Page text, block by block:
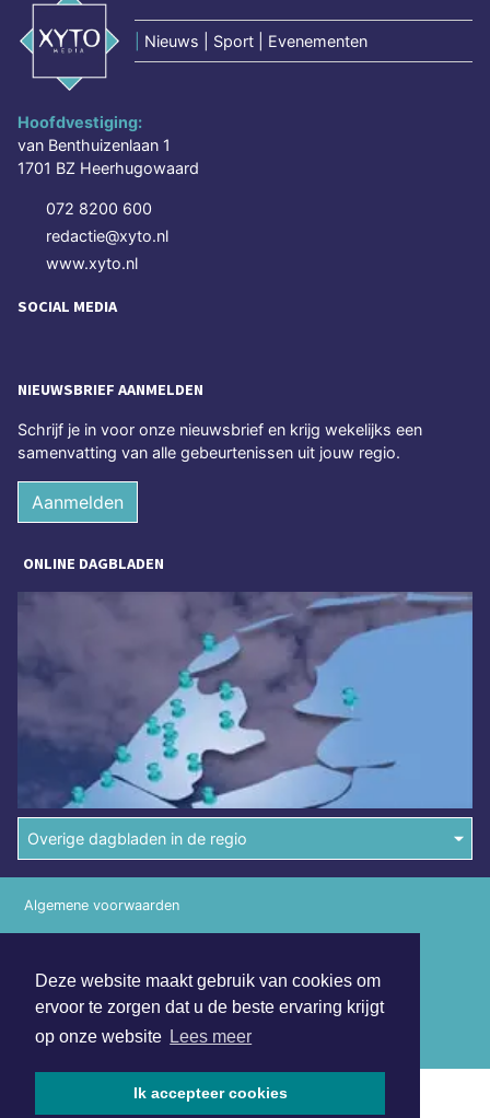
Deze website maakt gebruik van cookies om
ervoor te zorgen dat u de beste ervaring krijgt
op onze website Lees meer
Ik accepteer cookies
Nieuws | Sport | Evenementen
Hoofdvestiging:
van Benthuizenlaan 1
1701 BZ Heerhugowaard
072 8200 600
redactie@xyto.nl
www.xyto.nl
SOCIAL MEDIA
NIEUWSBRIEF AANMELDEN
Schrijf je in voor onze nieuwsbrief en krijg wekelijks een
samenvatting van alle gebeurtenissen uit jouw regio.
Aanmelden
ONLINE DAGBLADEN
Overige dagbladen in de regio
Copyright (c) 2026 | Amsterdamsdagblad.nl - Alle rechten
voorbehouden
Algemene voorwaarden
Privacy Statement